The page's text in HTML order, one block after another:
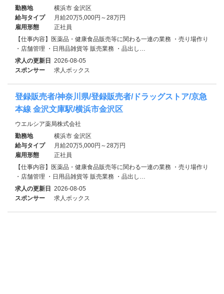
勤務地
横浜市 金沢区
給与タイプ
月給20万5,000円～28万円
雇用形態
正社員
【仕事内容】医薬品・健康食品販売等に関わる一連の業務 ・売り場作り
・店舗管理 ・日用品雑貨等 販売業務 ・品出し…
求人の更新日 2026-08-05
スポンサー
求人ボックス
登録販売者/神奈川県/登録販売者/ドラッグストア/京急
本線 金沢文庫駅/横浜市金沢区
ウエルシア薬局株式会社
勤務地
横浜市 金沢区
給与タイプ
月給20万5,000円～28万円
雇用形態
正社員
【仕事内容】医薬品・健康食品販売等に関わる一連の業務 ・売り場作り
・店舗管理 ・日用品雑貨等 販売業務 ・品出し…
求人の更新日 2026-08-05
スポンサー
求人ボックス